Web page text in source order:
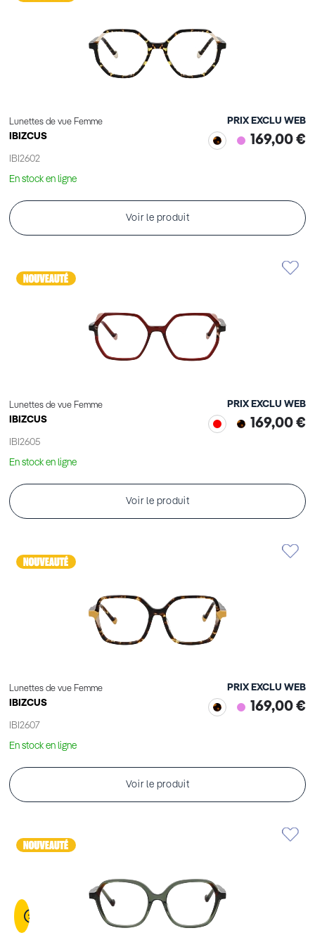
Lunettes de vue Femme
IBIZCUS
IBI2602
PRIX EXCLU WEB
169,00 €
En stock en ligne
Voir le produit
Lunettes de vue Femme
IBIZCUS
IBI2605
PRIX EXCLU WEB
169,00 €
En stock en ligne
Voir le produit
Lunettes de vue Femme
IBIZCUS
IBI2607
PRIX EXCLU WEB
169,00 €
En stock en ligne
Voir le produit